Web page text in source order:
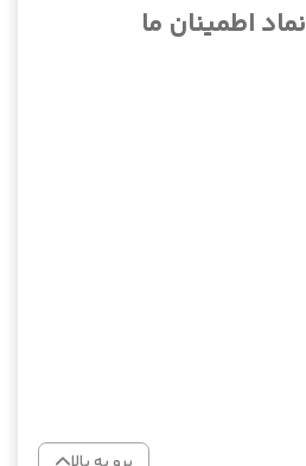
نماد اطمینان ما